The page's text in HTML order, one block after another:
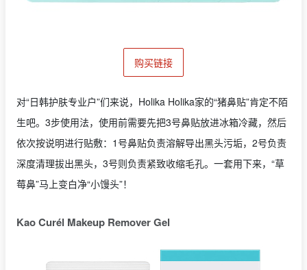
购买链接
对“日韩护肤专业户”们来说，Holika Holika家的“猪鼻贴”肯定不陌
生吧。3步使用法，使用前需要先把3号鼻贴放进冰箱冷藏，然后
依次按说明进行贴敷：1号鼻贴负责溶解导出黑头污垢，2号负责
深度清理拔出黑头，3号则负责紧致收缩毛孔。一套用下来，“草
莓鼻”马上变白净“小馒头”！
Kao Curél Makeup Remover Gel